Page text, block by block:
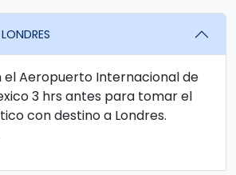
el Aeropuerto Internacional de
3 hrs antes para tomar el
con destino a Londres.